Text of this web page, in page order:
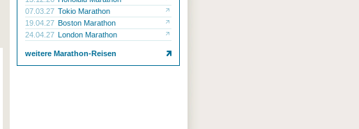
07.03.27 Tokio Marathon
19.04.27 Boston Marathon
24.04.27 London Marathon
weitere Marathon-Reisen